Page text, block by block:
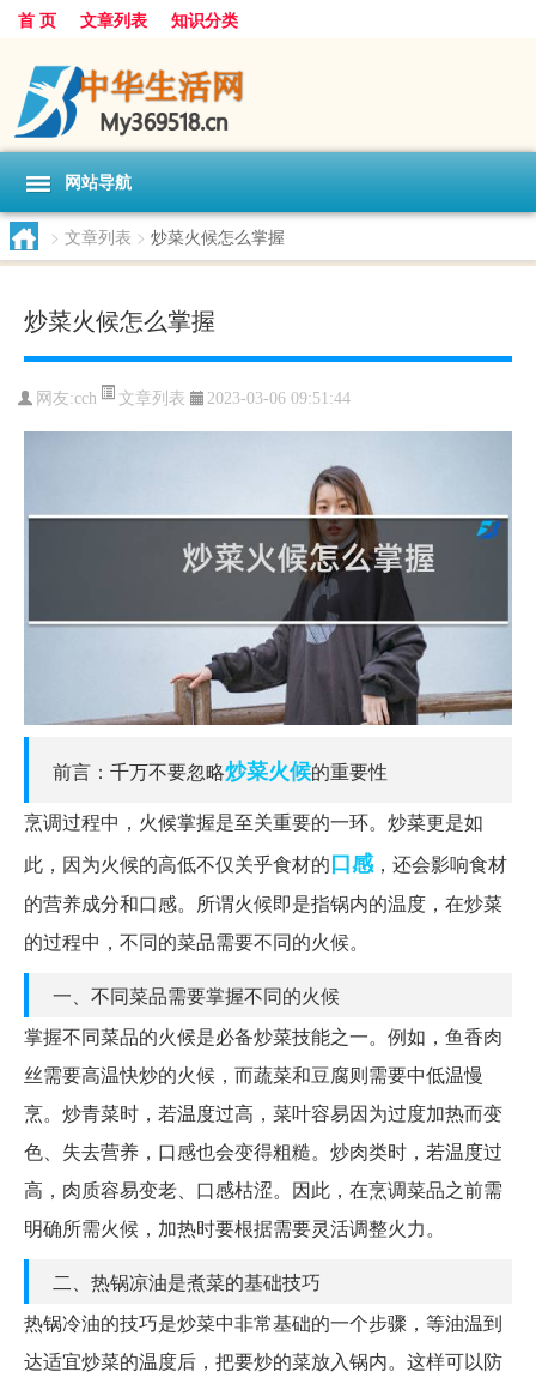
首 页 文章列表 知识分类
网站导航
> 文章列表 > 炒菜火候怎么掌握
炒菜火候怎么掌握
网友:cch 文章列表 2023-03-06 09:51:44
前言：千万不要忽略炒菜火候的重要性
烹调过程中，火候掌握是至关重要的一环。炒菜更是如
此，因为火候的高低不仅关乎食材的口感，还会影响食材
的营养成分和口感。所谓火候即是指锅内的温度，在炒菜
的过程中，不同的菜品需要不同的火候。
一、不同菜品需要掌握不同的火候
掌握不同菜品的火候是必备炒菜技能之一。例如，鱼香肉
丝需要高温快炒的火候，而蔬菜和豆腐则需要中低温慢
烹。炒青菜时，若温度过高，菜叶容易因为过度加热而变
色、失去营养，口感也会变得粗糙。炒肉类时，若温度过
高，肉质容易变老、口感枯涩。因此，在烹调菜品之前需
明确所需火候，加热时要根据需要灵活调整火力。
二、热锅凉油是煮菜的基础技巧
热锅冷油的技巧是炒菜中非常基础的一个步骤，等油温到
达适宜炒菜的温度后，把要炒的菜放入锅内。这样可以防